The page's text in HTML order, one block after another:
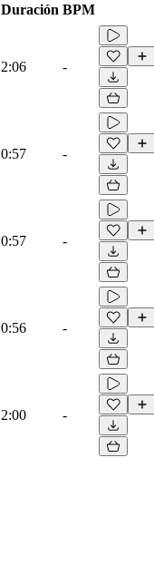
Duración BPM
2:06 -
0:57 -
0:57 -
0:56 -
2:00 -